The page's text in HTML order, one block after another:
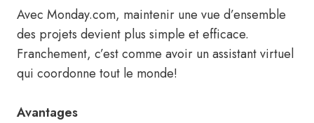
Avec Monday.com, maintenir une vue d’ensemble
des projets devient plus simple et efficace.
Franchement, c’est comme avoir un assistant virtuel
qui coordonne tout le monde!
Avantages